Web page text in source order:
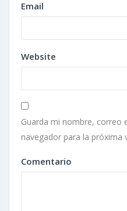
Email
Website
Guarda mi nombre, correo
navegador para la próxima
Comentario